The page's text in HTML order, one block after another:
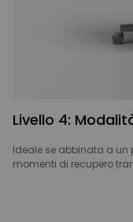
Livello 4:
Ideale se abbinata a un
momenti di recupero